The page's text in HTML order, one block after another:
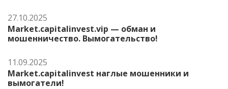
27.10.2025
Market.capitalinvest.vip — обман и
мошенничество. Вымогательство!
11.09.2025
Market.capitalinvest наглые мошенники и
вымогатели!